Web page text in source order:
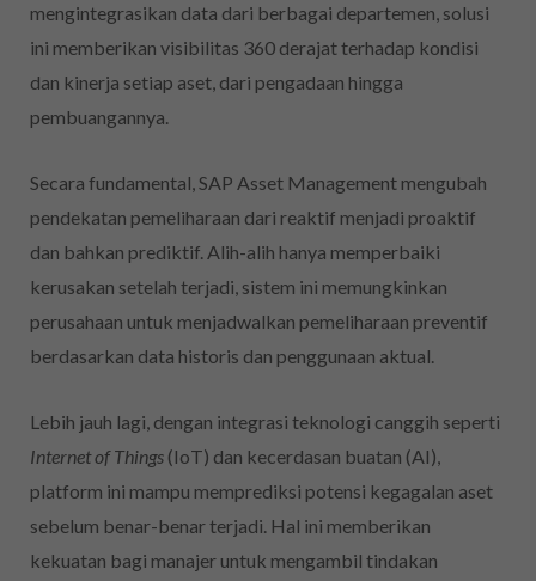
mengintegrasikan data dari berbagai departemen, solusi
ini memberikan visibilitas 360 derajat terhadap kondisi
dan kinerja setiap aset, dari pengadaan hingga
pembuangannya.
Secara fundamental, SAP Asset Management mengubah
pendekatan pemeliharaan dari reaktif menjadi proaktif
dan bahkan prediktif. Alih-alih hanya memperbaiki
kerusakan setelah terjadi, sistem ini memungkinkan
perusahaan untuk menjadwalkan pemeliharaan preventif
berdasarkan data historis dan penggunaan aktual.
Lebih jauh lagi, dengan integrasi teknologi canggih seperti
Internet of Things (IoT) dan kecerdasan buatan (AI),
platform ini mampu memprediksi potensi kegagalan aset
sebelum benar-benar terjadi. Hal ini memberikan
kekuatan bagi manajer untuk mengambil tindakan